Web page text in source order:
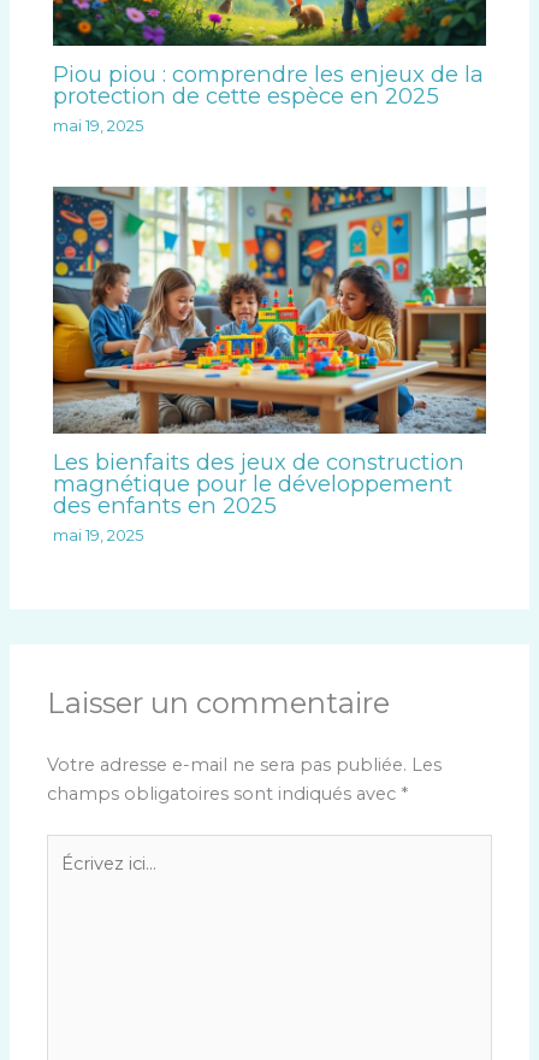
Piou piou : comprendre les enjeux de la
protection de cette espèce en 2025
mai 19, 2025
Les bienfaits des jeux de construction
magnétique pour le développement
des enfants en 2025
mai 19, 2025
Laisser un commentaire
Votre adresse e-mail ne sera pas publiée. Les
champs obligatoires sont indiqués avec *
Écrivez
ici…